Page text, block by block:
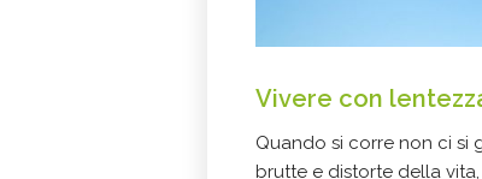
Vivere con
Quando si corre non ci
brutte e distorte della vita,